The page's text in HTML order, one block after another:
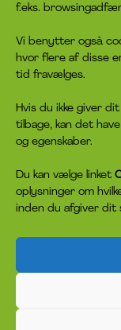
f.eks.
Vi benytter også
hvor flere af disse
tid fravælges.
Hvis du ikke giver
tilbage, kan det
og egenskaber.
Du kan vælge linket
oplysninger om
inden du afgiver dit
Hvad er
Job
Privatlivspolitik
Cookiepolitik
headspace socials
tilslutning til ejeren af